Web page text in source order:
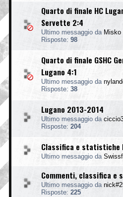
Quarto di finale HC
Servette 2:4
Ultimo messaggio da Misko
Risposte: 98
Quarto di finale GSHC
Lugano 4:1
Ultimo messaggio da
Risposte: 38
Lugano 2013-2014
Ultimo messaggio da
Risposte: 204
Classifica e statistiche
Ultimo messaggio da
Commenti, classifica
Ultimo messaggio da
Risposte: 225